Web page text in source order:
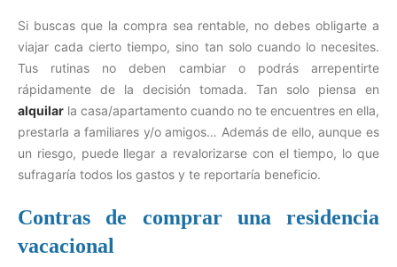
Si buscas que la compra sea rentable, no debes obligarte a
viajar cada cierto tiempo, sino tan solo cuando lo necesites.
Tus rutinas no deben cambiar o podrás arrepentirte
rápidamente de la decisión tomada. Tan solo piensa en
alquilar la casa/apartamento cuando no te encuentres en ella,
prestarla a familiares y/o amigos… Además de ello, aunque es
un riesgo, puede llegar a revalorizarse con el tiempo, lo que
sufragaría todos los gastos y te reportaría beneficio.
Contras de comprar una residencia
vacacional